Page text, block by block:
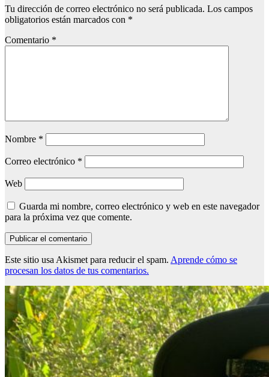
Tu dirección de correo electrónico no será publicada. Los campos
obligatorios están marcados con *
Comentario *
Nombre *
Correo electrónico *
Web
Guarda mi nombre, correo electrónico y web en este navegador
para la próxima vez que comente.
Este sitio usa Akismet para reducir el spam. Aprende cómo se
procesan los datos de tus comentarios.